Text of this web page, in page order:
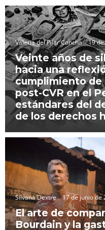
Valeria del Pilar Concha 19
Veinte años de
hacia una
cumplimiento de
post-CVR en el
estándares del
de los derechos
Silvana Dextre 17 de junio de
El arte de
Bourdain y la